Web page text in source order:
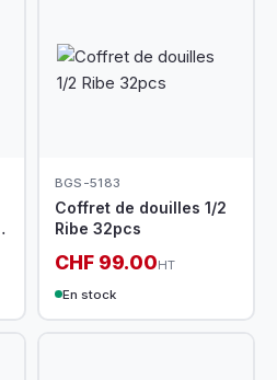
BGS-5183
Coffret de douilles 1/2
Ribe 32pcs
CHF 99.00HT
En stock